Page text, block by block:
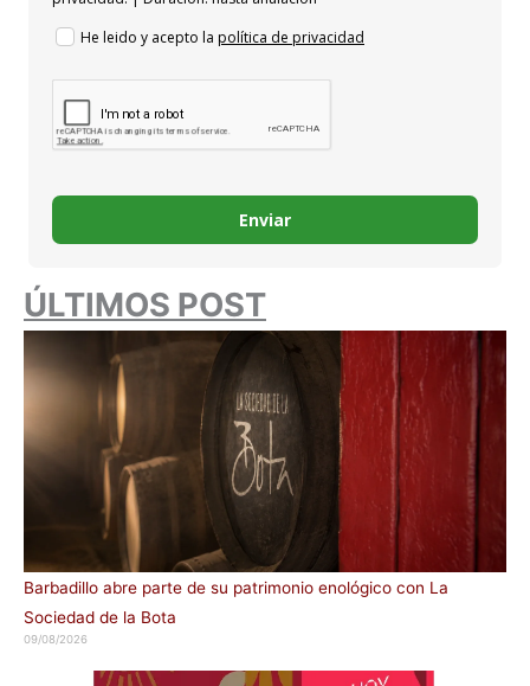
He leido y acepto la política de privacidad
Enviar
ÚLTIMOS POST
Barbadillo abre parte de su patrimonio enológico con La
Sociedad de la Bota
09/08/2026